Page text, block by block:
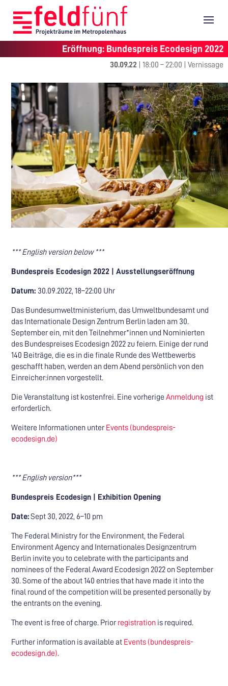
Eröffnung: Bundespreis Ecodesign 2022
30.09.22 18:00 – 22:00 |Vernissage
*** English version below ***
Bundespreis Ecodesign 2022 | Ausstellungseröffnung
Datum: 30.09.2022, 18–22:00 Uhr
Das Bundesumweltministerium, das Umweltbundesamt und
das Internationale Design Zentrum Berlin laden am 30.
September ein, mit den Teilnehmer*innen und Nominierten
des Bundespreises Ecodesign 2022 zu feiern. Einige der rund
140 Beiträge, die es in die finale Runde des Wettbewerbs
geschafft haben, werden an dem Abend persönlich von den
Einreicher:innen vorgestellt.
Die Veranstaltung ist kostenfrei. Eine vorherigeAnmeldung ist
erforderlich.
Weitere Informationen unter Events (bundespreis-
ecodesign.de)
*** English version***
Bundespreis Ecodesign | Exhibition Opening
Date:Sept 30, 2022, 6–10 pm
The Federal Ministry for the Environment, the Federal
Environment Agency and Internationales Designzentrum
Berlin invite you to celebrate with the participants and
nominees of the Federal Award Ecodesign 2022 on September
30. Some of the about 140 entries that have made it into the
final round of the competition will be presented personally by
the entrants on the evening.
The event is free of charge. Prior registration is required.
Further information is available at Events (bundespreis-
ecodesign.de).